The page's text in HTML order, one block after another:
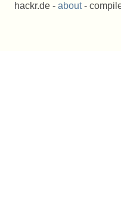
hackr.de - about-